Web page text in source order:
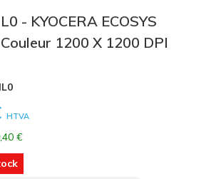
- KYOCERA ECOSYS
1200 X 1200 DPI
HTVA
€